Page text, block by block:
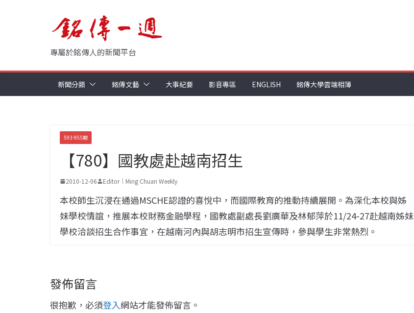
專屬於銘傳人的新聞平台
新聞分類 銘傳文藝 大事紀要 影音專區 ENGLISH 銘傳大學雲端相簿
593-955期
【780】國教處赴越南招生
2010-12-06 Editor｜Ming Chuan Weekly
本校師生沉浸在通過MSCHE認證的喜悅中，而國際教育的推動持續展開。為深化本校與姊
妹學校情誼，推展本校財務金融學程，國教處副處長劉廣華及林郁萍於11/24-27赴越南姊妹
學校洽談招生合作事宜，在越南河內與胡志明市招生宣傳時，參與學生非常熱烈。
發佈留言
很抱歉，必須登入網站才能發佈留言。